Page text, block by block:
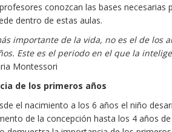
conozcan las bases
dentro de estas aulas.
importante de la vida, no es el de
Este es el periodo en el que la
Montessori
de los primeros años
el nacimiento a los 6 años el niño
de la concepción hasta los 4 años